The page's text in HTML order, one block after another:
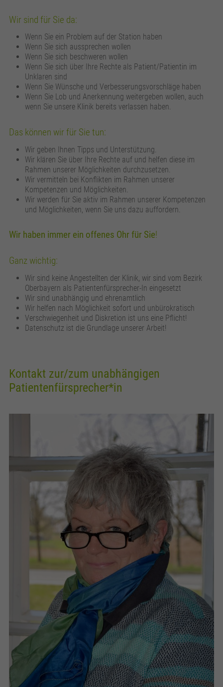
Wir sind für Sie da:
Wenn Sie ein Problem auf der Station haben
Wenn Sie sich aussprechen wollen
Wenn Sie sich beschweren wollen
Wenn Sie sich über Ihre Rechte als Patient/Patientin im
Unklaren sind
Wenn Sie Wünsche und Verbesserungsvorschläge haben
Wenn Sie Lob und Anerkennung weitergeben wollen, auch
wenn Sie unsere Klinik bereits verlassen haben.
Das können wir für Sie tun:
Wir geben Ihnen Tipps und Unterstützung.
Wir klären Sie über Ihre Rechte auf und helfen diese im
Rahmen unserer Möglichkeiten durchzusetzen.
Wir vermitteln bei Konflikten im Rahmen unserer
Kompetenzen und Möglichkeiten.
Wir werden für Sie aktiv im Rahmen unserer Kompetenzen
und Möglichkeiten, wenn Sie uns dazu auffordern.
Wir haben immer ein offenes Ohr für Sie!
Ganz wichtig:
Wir sind keine Angestellten der Klinik, wir sind vom Bezirk
Oberbayern als Patientenfürsprecher-In eingesetzt
Wir sind unabhängig und ehrenamtlich
Wir helfen nach Möglichkeit sofort und unbürokratisch
Verschwiegenheit und Diskretion ist uns eine Pflicht!
Datenschutz ist die Grundlage unserer Arbeit!
Kontakt zur/zum unabhängigen
Patientenfürsprecher*in